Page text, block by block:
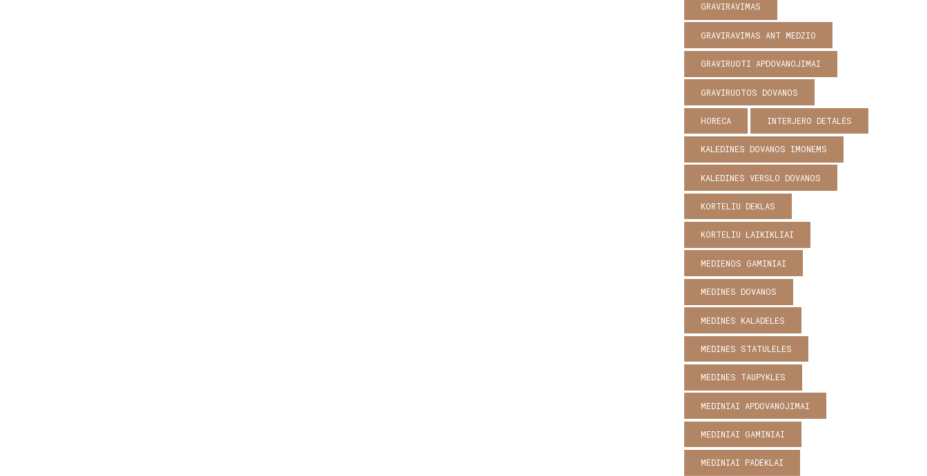
GRAVIRAVIMAS
GRAVIRAVIMAS ANT MEDZIO
GRAVIRUOTI APDOVANOJIMAI
GRAVIRUOTOS DOVANOS
HORECA INTERJERO DETALĖS
KALEDINES DOVANOS IMONEMS
KALEDINES VERSLO DOVANOS
KORTELIU DEKLAS
KORTELIU LAIKIKLIAI
MEDIENOS GAMINIAI
MEDINES DOVANOS
MEDINES KALADELES
MEDINES STATULELES
MEDINES TAUPYKLES
MEDINIAI APDOVANOJIMAI
MEDINIAI GAMINIAI
MEDINIAI PADEKLAI